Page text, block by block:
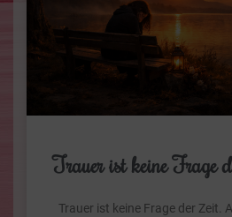
Trauer ist keine Frage
Trauer ist keine Frage der Zeit.